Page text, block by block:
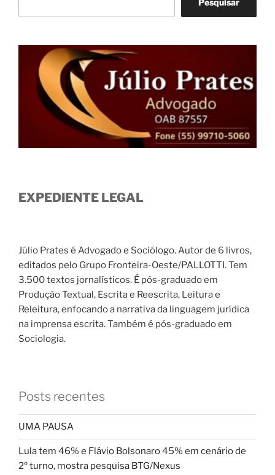
Pesquisar
EXPEDIENTE LEGAL
Júlio Prates é Advogado e Sociólogo. Autor de 6 livros,
editados pelo Grupo Fronteira-Oeste/PALLOTTI. Tem
3.500 textos jornalísticos. É pós-graduado em
Produção Textual, Escrita e Reescrita, Leitura e
Releitura, enfocando a narrativa da linguagem jurídica
na imprensa escrita. Também é pós-graduado em
Sociologia.
Posts recentes
UMA PAUSA
Lula tem 46% e Flávio Bolsonaro 45% em cenário de
2º turno, mostra pesquisa BTG/Nexus